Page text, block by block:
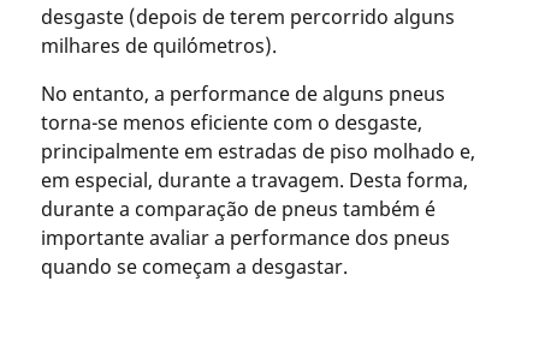
desgaste (depois de terem percorrido alguns
milhares de quilómetros).
No entanto, a performance de alguns pneus
torna-se menos eficiente com o desgaste,
principalmente em estradas de piso molhado e,
em especial, durante a travagem. Desta forma,
durante a comparação de pneus também é
importante avaliar a performance dos pneus
quando se começam a desgastar.